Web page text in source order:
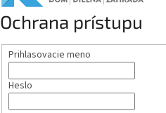
Ochrana prístupu
Prihlasovacie meno
Heslo